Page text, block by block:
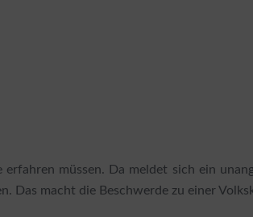
erfahren müssen. Da meldet sich ein
Das macht die Beschwerde zu einer